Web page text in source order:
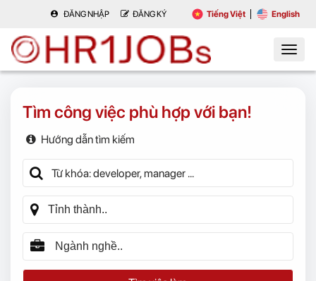
ĐĂNG NHẬP ĐĂNG KÝ Tiếng Việt English
Tìm công việc phù hợp với bạn!
Hướng dẫn tìm kiếm